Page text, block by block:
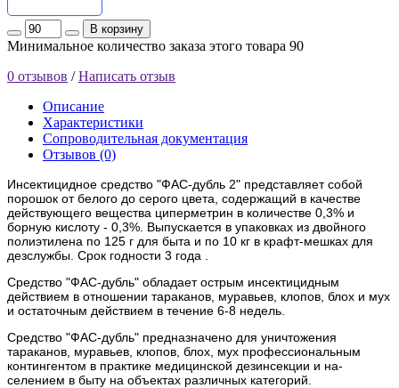
В корзину
Минимальное количество заказа этого товара 90
0 отзывов /Написать отзыв
Описание
Характеристики
Сопроводительная документация
Отзывов (0)
Инсектицидное средство "ФАС-дубль 2" представляет собой
порошок от белого до серого цвета, содержащий в качестве
действующего вещества циперметрин в количе­стве 0,3% и
борную кислоту - 0,3%. Выпускается в упаков­ках из двойного
полиэтилена по 125 г для быта и по 10 кг в крафт-мешках для
дезслужбы. Срок годности 3 года .
Средство "ФАС-дубль" обладает острым инсектицид­ным
действием в отношении тараканов, муравьев, клопов, блох и мух
и остаточным действием в течение 6-8 недель.
Средство "ФАС-дубль" предназначено для уничтоже­ния
тараканов, муравьев, клопов, блох, мух профессиональ­ным
контингентом в практике медицинской дезинсекции и на­
селением в быту на объектах различных категорий.